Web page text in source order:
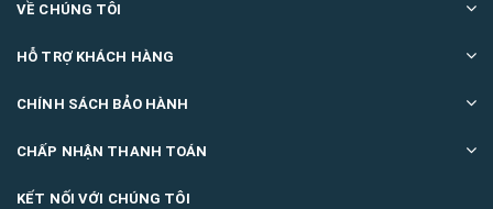
VỀ CHÚNG TÔI
HỖ TRỢ KHÁCH HÀNG
CHÍNH SÁCH BẢO HÀNH
CHẤP NHẬN THANH TOÁN
KẾT NỐI VỚI CHÚNG TÔI